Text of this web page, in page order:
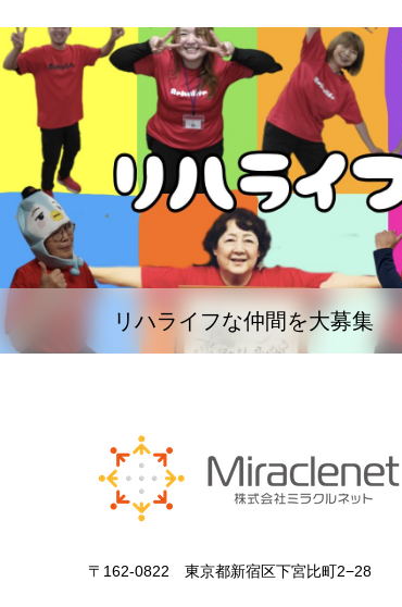
リハライフな仲間を大募集
〒162-0822 東京都新宿区下宮比町2−28